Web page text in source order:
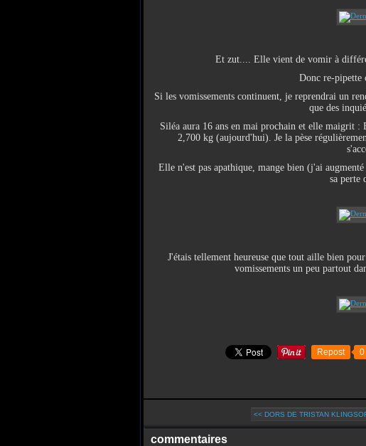
Et zut.... Elle vient de vomir à
Donc re-pipette
Si les vomissements continuent, je reprendrai un
que des
Siléa aura 16 ans en mai prochain et elle maigrit :
2,700 kg (aujourd'hui). Je la pèse
Elle n'est pas apathique, mange bien (j'ai
sa perte
J'étais tellement heureuse que tout aille bien
vomissements un peu partout
Repost 0
<< DORS DE TRISTAN
commentaires